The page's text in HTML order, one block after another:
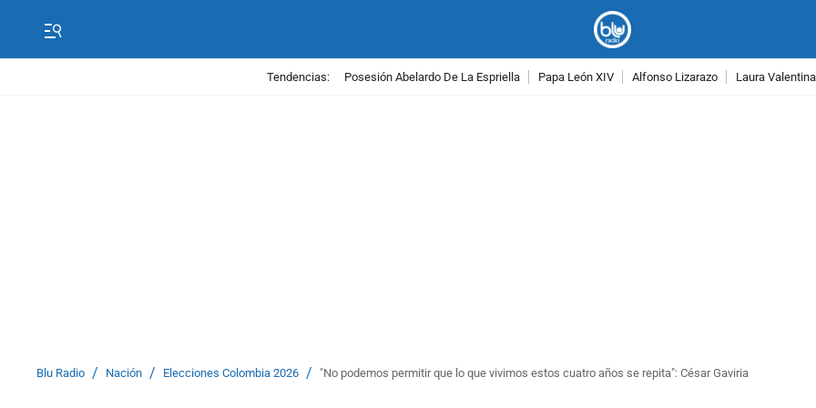
Tendencias: Posesión Abelardo De La Espriella Papa León XIV Alfonso Lizarazo Laura
Blu Radio / Nación / Elecciones Colombia 2026 / "No podemos permitir que lo que vivimos estos cuatro años se repita": César Gaviria